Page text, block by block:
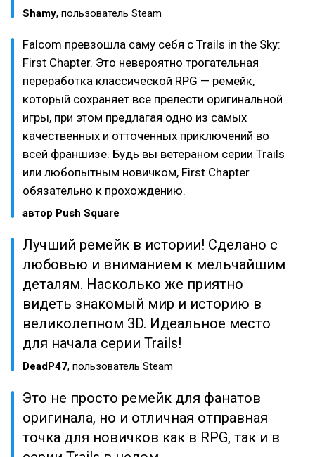
Shamy, пользователь Steam
Falcom превзошла саму себя с Trails in the Sky:
First Chapter. Это невероятно трогательная
переработка классической RPG — ремейк,
который сохраняет все прелести оригинальной
игры, при этом предлагая одно из самых
качественных и отточенных приключений во
всей франшизе. Будь вы ветераном серии Trails
или любопытным новичком, First Chapter
обязательно к прохождению.
автор Push Square
Лучший ремейк в истории! Сделано с
любовью и вниманием к мельчайшим
деталям. Насколько же приятно
видеть знакомый мир и историю в
великолепном 3D. Идеальное место
для начала серии Trails!
DeadP47, пользователь Steam
Это не просто ремейк для фанатов
оригинала, но и отличная отправная
точка для новичков как в RPG, так и в